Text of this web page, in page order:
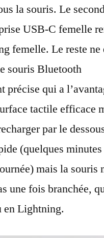
la souris. Le
USB-C femelle
femelle. Le reste ne
souris Bluetooth
précise qui a
tactile efficace
par le
(quelques
mais la souris
une fois branchée,
en Lightning.